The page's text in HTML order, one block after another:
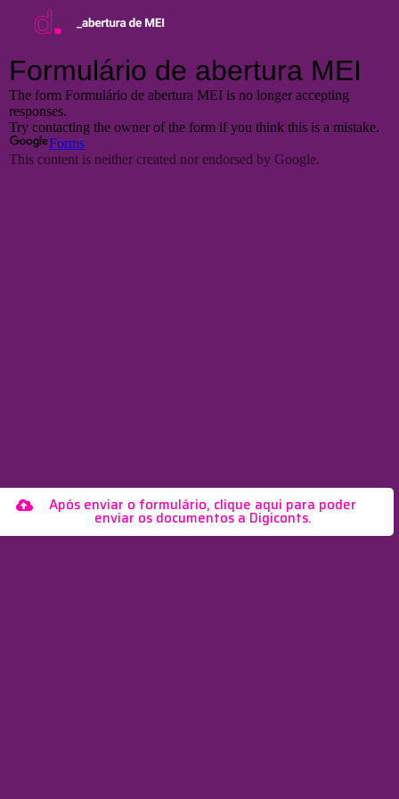
Após enviar o formulário, clique aqui para poder
enviar os documentos a Digiconts.